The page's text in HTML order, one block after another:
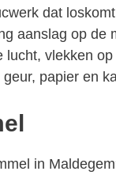
dat
aanslag op de
lucht, vlekken
papier en
in